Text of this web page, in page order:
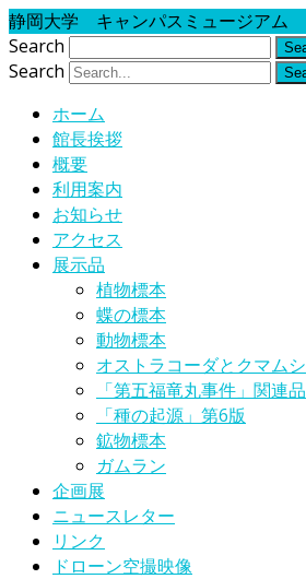
静岡大学 キャンパスミュージアム
Search
Search
ホーム
館長挨拶
概要
利用案内
お知らせ
アクセス
展示品
植物標本
蝶の標本
動物標本
オストラコーダとクマムシ
「第五福竜丸事件」関連品
「種の起源」第6版
鉱物標本
ガムラン
企画展
ニュースレター
リンク
ドローン空撮映像